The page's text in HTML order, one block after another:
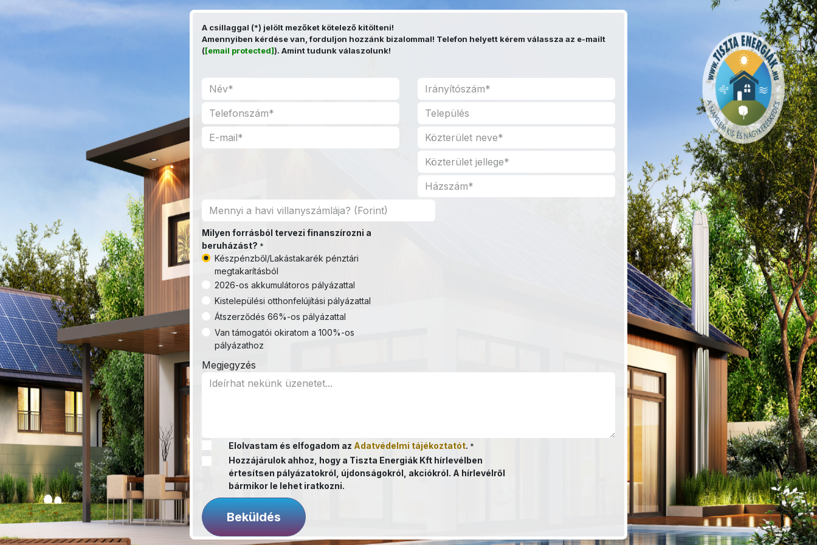
Kihagyás és továbblépés a tartalomhoz
A csillaggal (*) jelölt mezőket kötelező kitölteni!
Amennyiben kérdése van, forduljon hozzánk bizalommal! Telefon helyett kérem válassza az e-mailt
([email protected]). Amint tudunk válaszolunk!
Milyen forrásból tervezi finanszírozni a
beruházást? *
Készpénzből/Lakástakarék pénztári
megtakarításból
2026-os akkumulátoros pályázattal
Kistelepülési otthonfelújítási pályázattal
Átszerződés 66%-os pályázattal
Van támogatói okiratom a 100%-os
pályázathoz
Megjegyzés
Elolvastam és elfogadom az Adatvédelmi tájékoztatót. *
Hozzájárulok ahhoz, hogy a Tiszta Energiák Kft hírlevélben
értesítsen pályázatokról, újdonságokról, akciókról. A hírlevélről
bármikor le lehet iratkozni.
Beküldés